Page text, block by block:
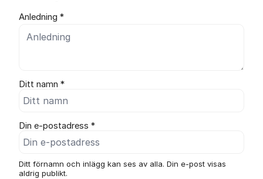
Anledning *
Ditt namn *
Din e-postadress *
Ditt förnamn och inlägg kan ses av alla. Din e-post visas
aldrig publikt.